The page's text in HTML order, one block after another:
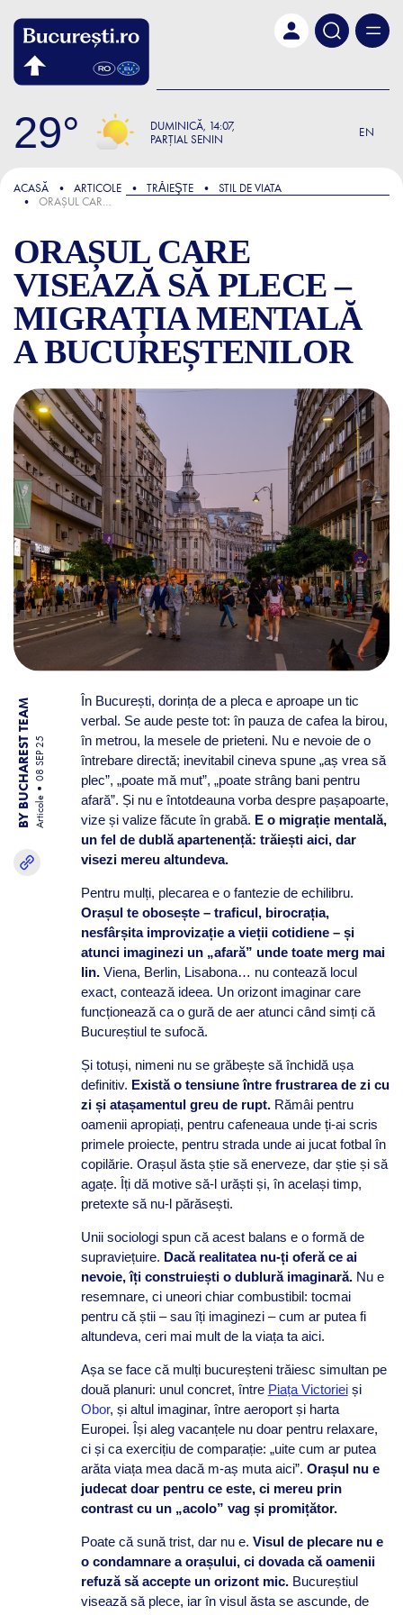
29 DUMINICĂ 14:07
PARȚIAL SENIN
EN
FOCUS
ACASĂ ARTICOLE TRǍIEŞTE
STIL DE VIATA
ORAȘUL CARE VISEAZĂ SĂ PLECE – MIGRAȚIA MENTALĂ A BUCUREȘTENILOR
ORAȘUL CARE
VISEAZĂ SĂ PLECE –
MIGRAȚIA MENTALĂ
A BUCUREȘTENILOR
ORAȘUL CARE VISEAZĂ SĂ
BY BUCHAREST TEAM Articole
08 SEP 25
În București, dorința de a pleca e aproape un tic
verbal. Se aude peste tot: în pauza de cafea la birou,
în metrou, la mesele de prieteni. Nu e nevoie de o
întrebare directă; inevitabil cineva spune „aș vrea să
plec”, „poate mă mut”, „poate strâng bani pentru
afară”. Și nu e întotdeauna vorba despre pașapoarte,
vize și valize făcute în grabă. E o migrație mentală,
un fel de dublă apartenență: trăiești aici, dar
visezi mereu altundeva.
Pentru mulți, plecarea e o fantezie de echilibru.
Orașul te obosește – traficul, birocrația,
nesfârșita improvizație a vieții cotidiene – și
atunci imaginezi un „afară” unde toate merg mai
lin.Viena, Berlin, Lisabona… nu contează locul
exact, contează ideea. Un orizont imaginar care
funcționează ca o gură de aer atunci când simți că
Bucureștiul te sufocă.
Și totuși, nimeni nu se grăbește să închidă ușa
definitiv. Există o tensiune între frustrarea de zi cu
zi și atașamentul greu de rupt.Rămâi pentru
oamenii apropiați, pentru cafeneaua unde ți-ai scris
primele proiecte, pentru strada unde ai jucat fotbal în
copilărie. Orașul ăsta știe să enerveze, dar știe și să
agațe. Îți dă motive să-l urăști și, în același timp,
pretexte să nu-l părăsești.
Unii sociologi spun că acest balans e o formă de
supraviețuire. Dacă realitatea nu-ți oferă ce ai
nevoie, îți construiești o dublură imaginară.Nu e
resemnare, ci uneori chiar combustibil: tocmai
pentru că știi – sau îți imaginezi – cum ar putea fi
altundeva, ceri mai mult de la viața ta aici.
Așa se face că mulți bucureșteni trăiesc simultan pe
două planuri: unul concret, între Piața Victorieiși
Obor, și altul imaginar, între aeroport și harta
Europei. Își aleg vacanțele nu doar pentru relaxare,
ci și ca exercițiu de comparație: „uite cum ar putea
arăta viața mea dacă m-aș muta aici”. Orașul nu e
judecat doar pentru ce este, ci mereu prin
contrast cu un „acolo” vag și promițător.
Poate că sună trist, dar nu e. Visul de plecare nu e
o condamnare a orașului, ci dovada că oamenii
refuză să accepte un orizont mic.Bucureștiul
visează să plece, iar în visul ăsta se ascunde, de